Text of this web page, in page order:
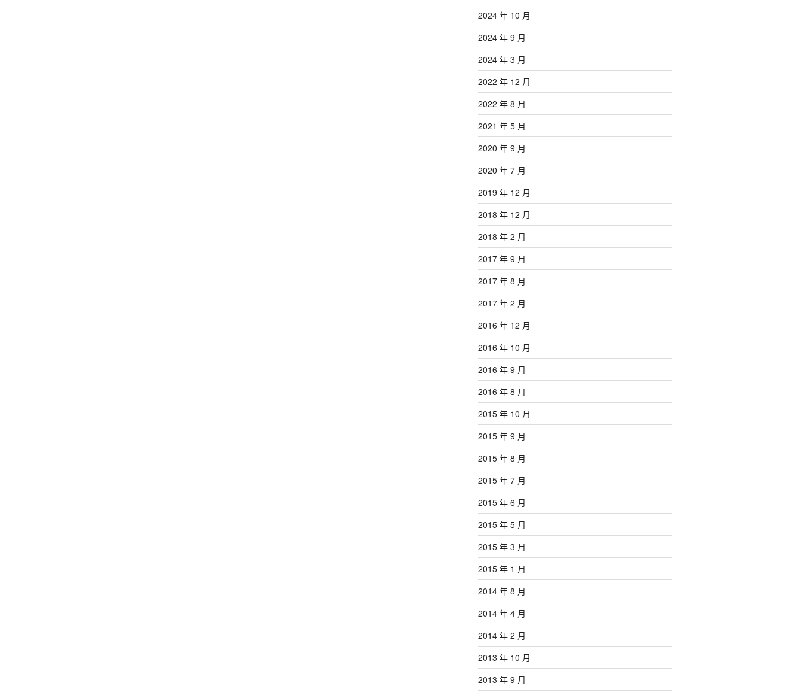
2024 年 10 月
2024 年 9 月
2024 年 3 月
2022 年 12 月
2022 年 8 月
2021 年 5 月
2020 年 9 月
2020 年 7 月
2019 年 12 月
2018 年 12 月
2018 年 2 月
2017 年 9 月
2017 年 8 月
2017 年 2 月
2016 年 12 月
2016 年 10 月
2016 年 9 月
2016 年 8 月
2015 年 10 月
2015 年 9 月
2015 年 8 月
2015 年 7 月
2015 年 6 月
2015 年 5 月
2015 年 3 月
2015 年 1 月
2014 年 8 月
2014 年 4 月
2014 年 2 月
2013 年 10 月
2013 年 9 月